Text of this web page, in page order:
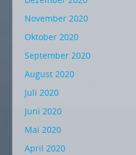
November 2020
Oktober 2020
September 2020
August 2020
Juli 2020
Juni 2020
Mai 2020
April 2020